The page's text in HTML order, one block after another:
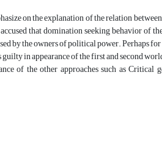
on the explanation of the relation
that domination seeking behavior of
by the owners of political power. Perhaps
in appearance of the first and second
of the other approaches such as